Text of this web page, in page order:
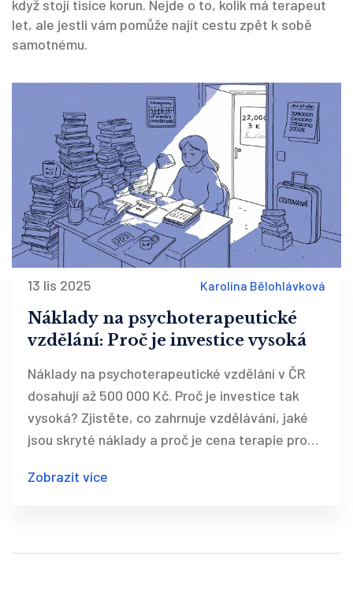
když stojí tisíce korun. Nejde o to, kolik má terapeut
let, ale jestli vám pomůže najít cestu zpět k sobě
samotnému.
13 lis 2025 Karolína Bělohlávková
Náklady na psychoterapeutické
vzdělání: Proč je investice vysoká
Náklady na psychoterapeutické vzdělání v ČR
dosahují až 500 000 Kč. Proč je investice tak
vysoká? Zjistěte, co zahrnuje vzdělávání, jaké
jsou skryté náklady a proč je cena terapie pro
Zobrazit více